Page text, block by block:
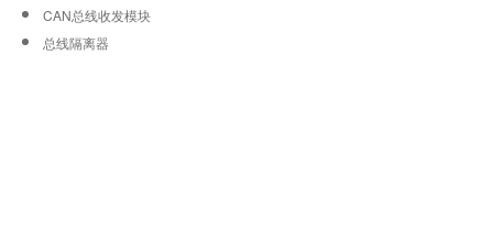
CAN总线收发模块
总线隔离器